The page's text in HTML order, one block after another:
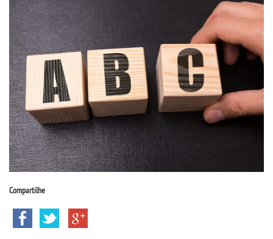
PROUNI
FIES
CURSOS
BACHARELADOS
TECNOLÓGICOS
Compartilhe